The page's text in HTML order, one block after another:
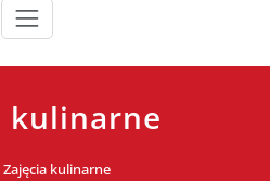
kulinarne
Zajęcia kulinarne